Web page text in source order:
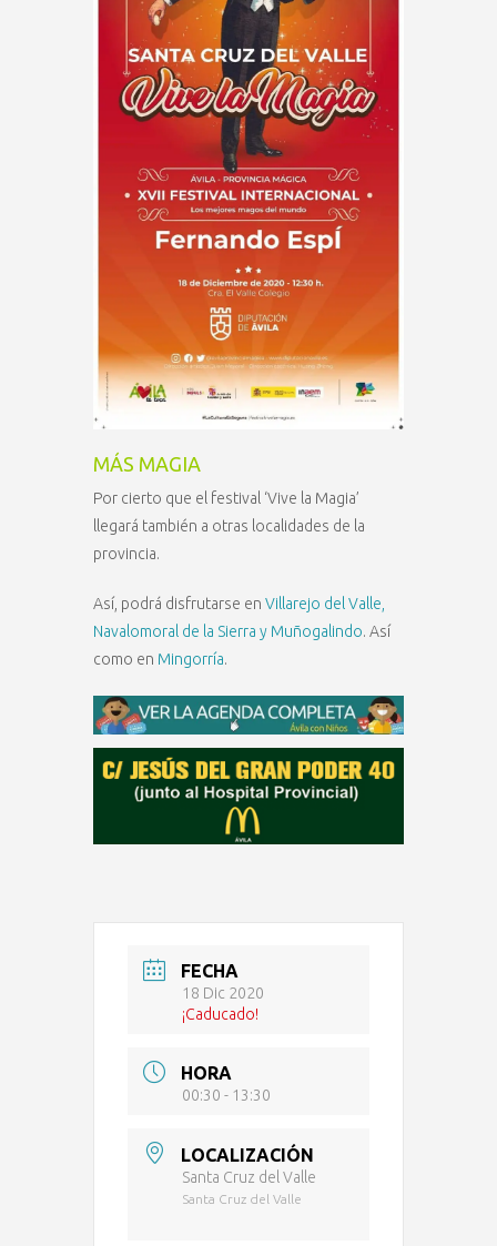
MÁS MAGIA
Por cierto que el festival ‘Vive la Magia’
llegará también a otras localidades de la
provincia.
Así, podrá disfrutarse en Villarejo del Valle,
Navalomoral de la Sierra y Muñogalindo. Así
como en Mingorría.
FECHA
18 Dic 2020
¡Caducado!
HORA
00:30 - 13:30
LOCALIZACIÓN
Santa Cruz del Valle
Santa Cruz del Valle